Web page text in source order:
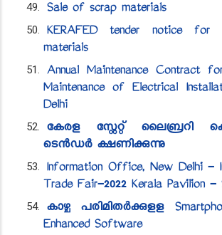
Sale of scrap materials
KERAFED tender notice
materials
Annual Maintenance Contract
Maintenance of Electrical
Delhi
കേരള സ്റ്റേറ്റ്
ടെൻ‍ഡർ ക്ഷണിക്കുന്നു
​Information Office, New Delhi -
Trade Fair-2022 Kerala Pavilion -
കാഴ്ച പരിമിതർക്കുളള
Enhanced Software